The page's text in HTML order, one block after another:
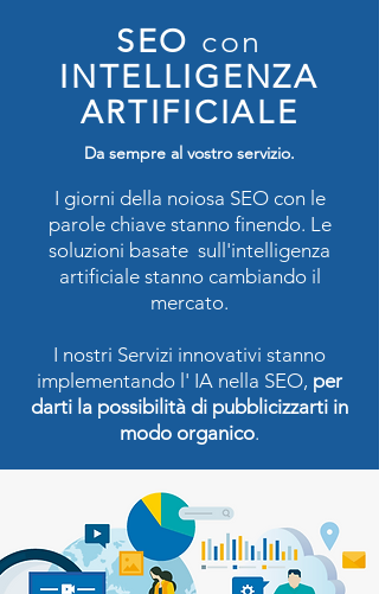
SEO con
INTELLIGENZA
ARTIFICIALE
Da sempre al vostro servizio.
I giorni della noiosa SEO con le
parole chiave stanno finendo. Le
soluzioni basate sull'intelligenza
artificiale stanno cambiando il
mercato.
I nostri Servizi innovativi stanno
implementando l' IA nella SEO, per
darti la possibilità di pubblicizzarti in
modo organico.